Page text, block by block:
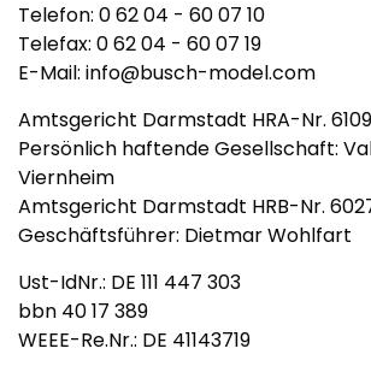
Telefon: 0 62 04 - 60 07 10
Telefax: 0 62 04 - 60 07 19
E-Mail: info@busch-model.com
Amtsgericht Darmstadt HRA-Nr.
Persönlich haftende Gesellschaft:
Viernheim
Amtsgericht Darmstadt HRB-Nr.
Geschäftsführer: Dietmar Wohlfart
Ust-IdNr.: DE 111 447 303
bbn 40 17 389
WEEE-Re.Nr.: DE 41143719